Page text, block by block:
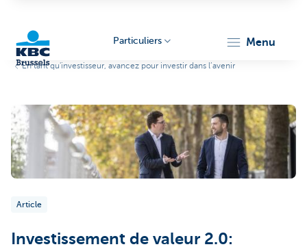
Brussels
Particuliers menu
En tant qu'investisseur, avancez pour investir dans l’avenir
Article
Investissement de valeur 2.0: